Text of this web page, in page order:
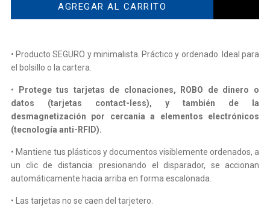
AGREGAR AL CARRITO
• Producto SEGURO y minimalista. Práctico y ordenado. Ideal para
el bolsillo o la cartera.
•
Protege tus tarjetas de clonaciones, ROBO de dinero o
datos (tarjetas contact-less), y también de la
desmagnetización por cercanía a elementos electrónicos
(tecnología anti-RFID).
• Mantiene tus plásticos y documentos visiblemente ordenados, a
un clic de distancia: presionando el disparador, se accionan
automáticamente hacia arriba en forma escalonada.
• Las tarjetas no se caen del tarjetero.